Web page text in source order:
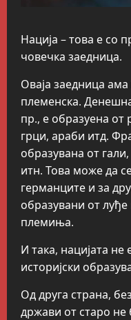
Нација – това е со
човечка заедница.
Оваја заедница
племенска.
пр., е образуена
грци, араби итд.
образувана от
итн. Това може да
германците и за
образувани от
племиња.
И така, нацијата
историјски
Од друга страна,
држави от старо не